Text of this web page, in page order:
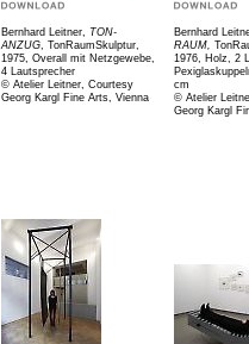
Bernhard Leitner,
TON-
ANZUG TonRaumSkulptur,
1975, Overall mit Netzgewebe,
4 Lautsprecher
© Atelier Leitner, Courtesy
Georg Kargl Fine Arts, Vienna
Bernhard
RAUM,
1976,
Holz, 2
cm
© Atelier
Georg Kargl